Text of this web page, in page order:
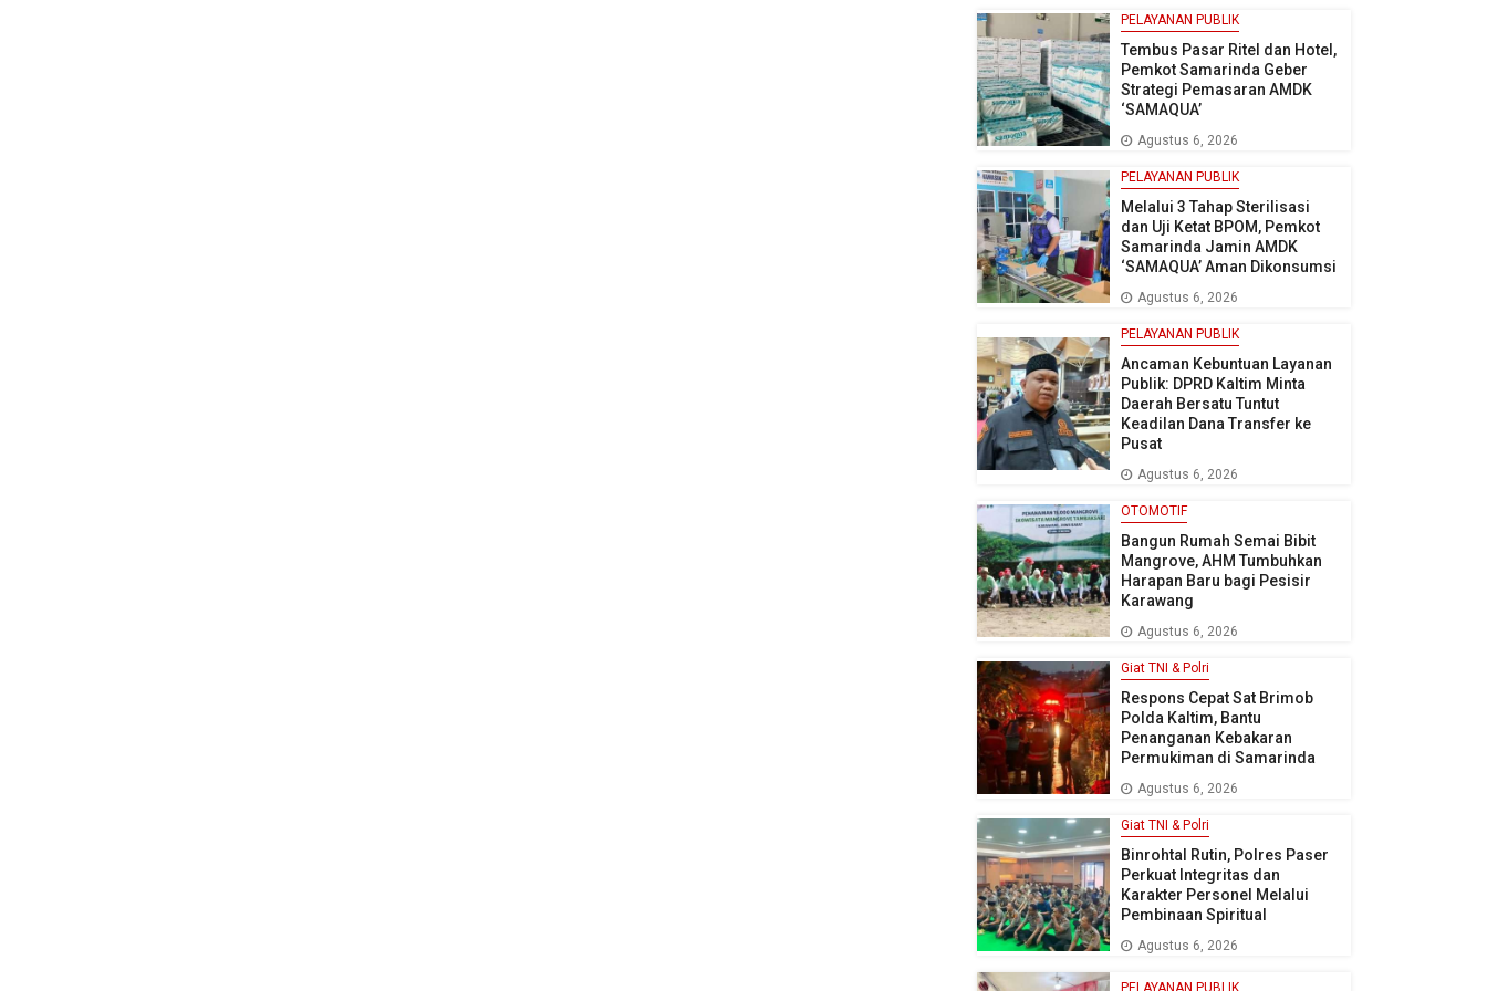
PELAYANAN PUBLIK
Tembus Pasar Ritel dan Hotel,
Pemkot Samarinda Geber
Strategi Pemasaran AMDK
‘SAMAQUA’
Agustus 6, 2026
PELAYANAN PUBLIK
Melalui 3 Tahap Sterilisasi
dan Uji Ketat BPOM, Pemkot
Samarinda Jamin AMDK
‘SAMAQUA’ Aman Dikonsumsi
Agustus 6, 2026
PELAYANAN PUBLIK
Ancaman Kebuntuan Layanan
Publik: DPRD Kaltim Minta
Daerah Bersatu Tuntut
Keadilan Dana Transfer ke
Pusat
Agustus 6, 2026
OTOMOTIF
Bangun Rumah Semai Bibit
Mangrove, AHM Tumbuhkan
Harapan Baru bagi Pesisir
Karawang
Agustus 6, 2026
Giat TNI & Polri
Respons Cepat Sat Brimob
Polda Kaltim, Bantu
Penanganan Kebakaran
Permukiman di Samarinda
Agustus 6, 2026
Giat TNI & Polri
Binrohtal Rutin, Polres Paser
Perkuat Integritas dan
Karakter Personel Melalui
Pembinaan Spiritual
Agustus 6, 2026
PELAYANAN PUBLIK